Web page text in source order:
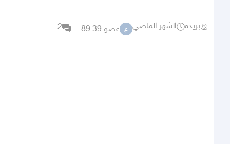
بريدة الشهر الماضي ع عضو 39 78989 2